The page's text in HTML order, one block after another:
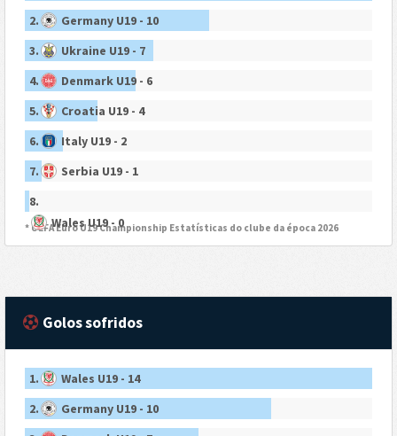
2.
Germany U19 - 10
3.
Ukraine U19 - 7
4.
Denmark U19 - 6
5.
Croatia U19 - 4
6.
Italy U19 - 2
7.
Serbia U19 - 1
8.
Wales U19 - 0
* UEFA Euro U19 Championship Estatísticas do clube da época 2026
Golos sofridos
1.
Wales U19 - 14
2.
Germany U19 - 10